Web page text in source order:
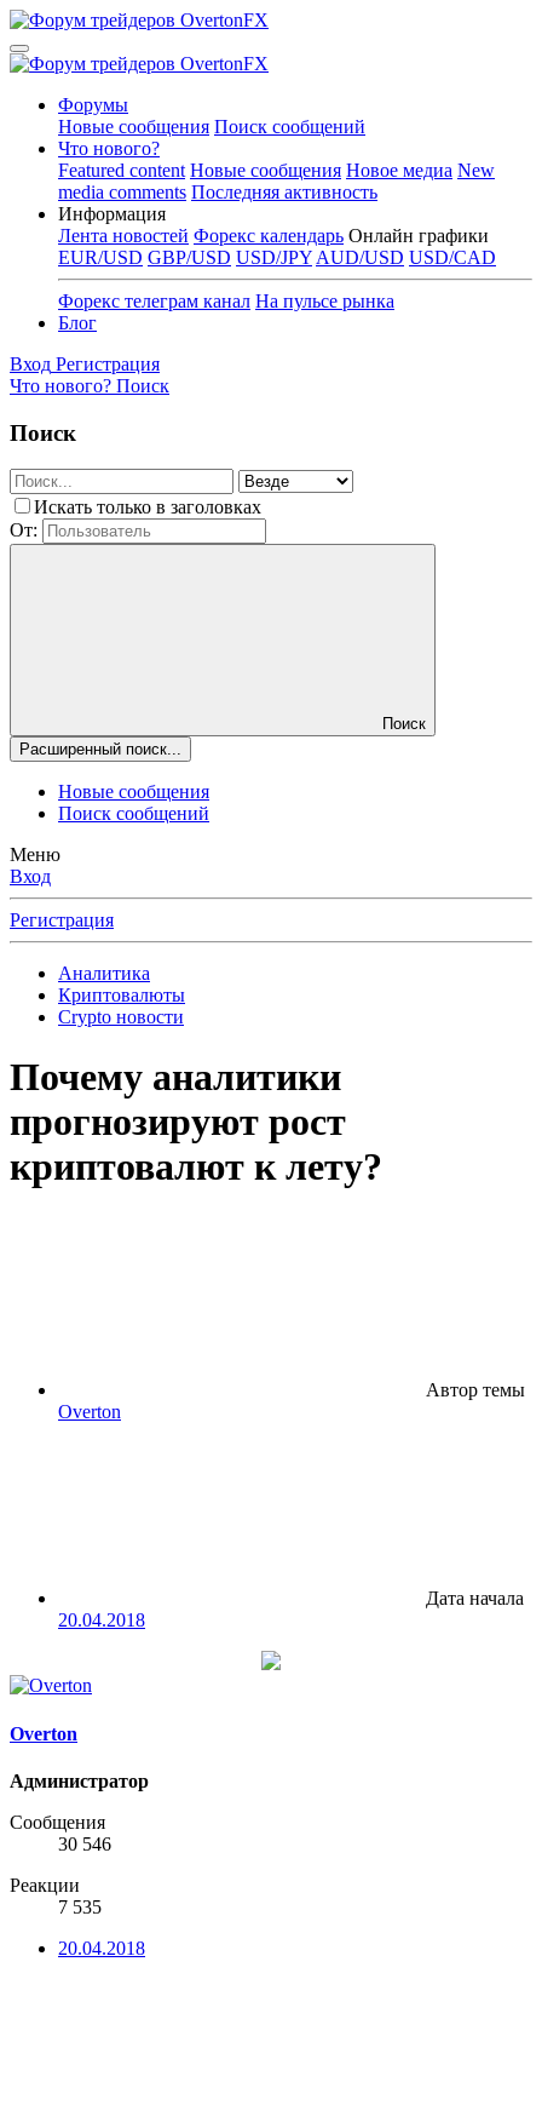
Форумы
Новые сообщения Поиск сообщений
Что нового?
Featured content Новые сообщения Новое медиа New
media comments Последняя активность
Информация
Лента новостей Форекс календарь Онлайн графики
EUR/USD GBP/USD USD/JPY AUD/USD USD/CAD
Форекс телеграм канал На пульсе рынка
Блог
Вход Регистрация
Что нового? Поиск
Поиск
Искать только в заголовках
От:
Поиск
Расширенный поиск...
Новые сообщения
Поиск сообщений
Меню
Вход
Регистрация
Аналитика
Криптовалюты
Crypto новости
Почему аналитики
прогнозируют рост
криптовалют к лету?
Автор темы
Overton
Дата начала
20.04.2018
Overton
Администратор
Сообщения
30 546
Реакции
7 535
20.04.2018